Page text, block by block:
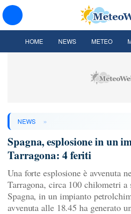
HOME NEWS METEO
NEWS »
Spagna, esplosione in un
Tarragona: 4 feriti
Una forte esplosione è avvenuta
Tarragona, circa 100 chilometri
Spagna, in un impianto
avvenuta alle 18.45 ha generato